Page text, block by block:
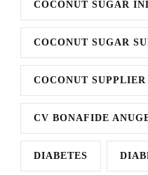
COCONUT SUGAR
COCONUT SUGAR
COCONUT SUPPLIER
CV BONAFIDE
DIABETES